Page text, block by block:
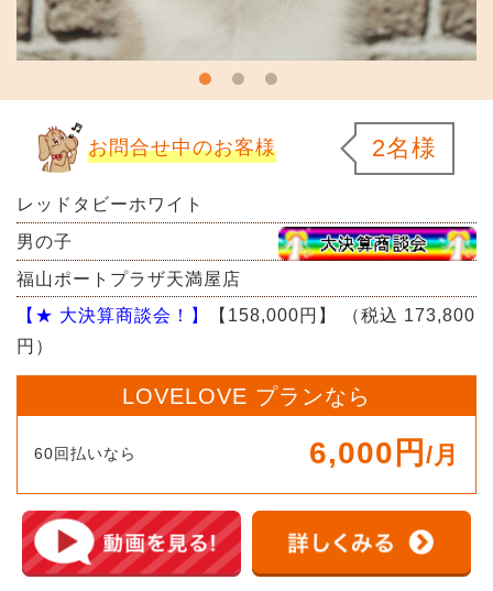
お問合せ中のお客様 2名様
レッドタビーホワイト
男の子
福山ポートプラザ天満屋店
【★ 大決算商談会！】
【158,000円】
（税込 173,800
円）
LOVELOVE プランなら
60回払いなら 6,000円 /月